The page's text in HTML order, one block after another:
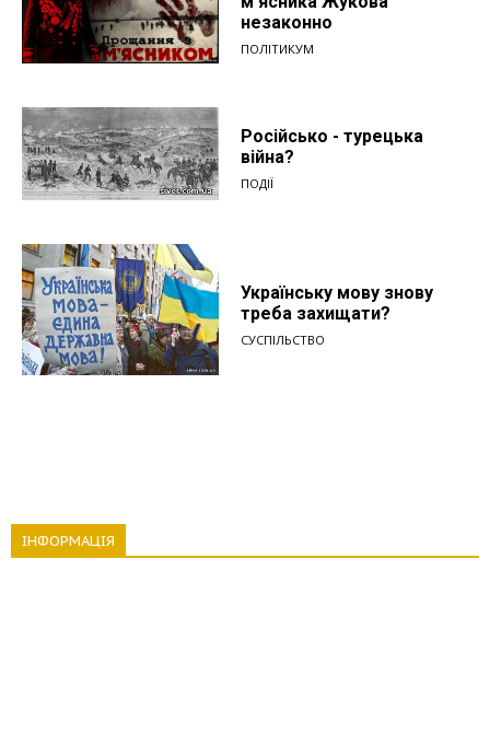
незаконно
ПОЛІТИКУМ
Російсько - турецька
війна?
ПОДІЇ
Українську мову знову
треба захищати?
СУСПІЛЬСТВО
ІНФОРМАЦІЯ